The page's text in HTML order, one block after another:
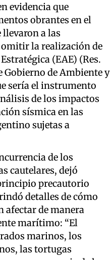
evidencia que
obrantes en el
llevaron a las
la realización de
(EAE) (Res.
Gobierno de Ambiente y
sería el instrumento
de los impactos
sísmica en las
sujetas a
de los
cautelares, dejó
precautorio
detalles de cómo
afectar de manera
marítimo: “El
marinos, los
las tortugas